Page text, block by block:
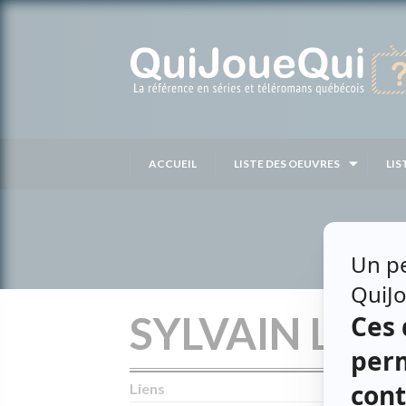
ACCUEIL LISTE DES OEUVRES
SYLVAIN
Liens